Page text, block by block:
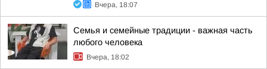
Вчера, 18:07
Семья и семейные традиции - важная часть
любого человека
Вчера, 18:02